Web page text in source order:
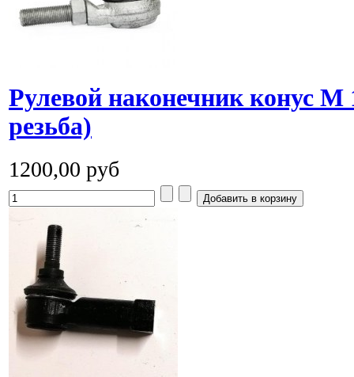
Рулевой наконечник конус M
резьба)
1200,00 руб